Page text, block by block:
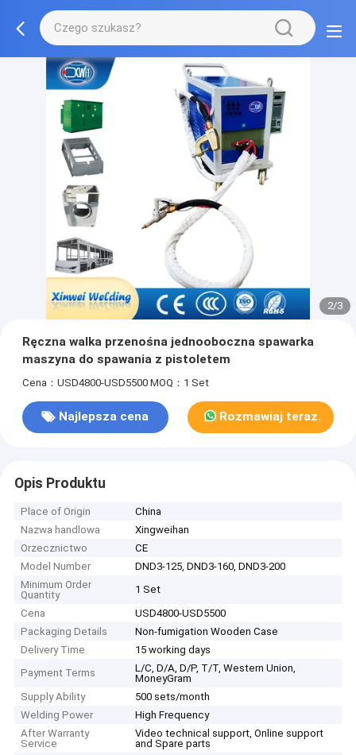
2/3
Ręczna walka przenośna jednooboczna spawarka
maszyna do spawania z pistoletem
Cena：USD4800-USD5500 MOQ：1 Set
Najlepsza cena Rozmawiaj teraz.
Opis Produktu
Place of Origin
China
Nazwa handlowa
Xingweihan
Orzecznictwo
CE
Model Number
DND3-125, DND3-160, DND3-200
Minimum Order
Quantity
1 Set
Cena
USD4800-USD5500
Packaging Details
Non-fumigation Wooden Case
Delivery Time
15 working days
Payment Terms
L/C, D/A, D/P, T/T, Western Union,
MoneyGram
Supply Ability
500 sets/month
Welding Power
High Frequency
After Warranty
Service
Video technical support, Online support
and Spare parts